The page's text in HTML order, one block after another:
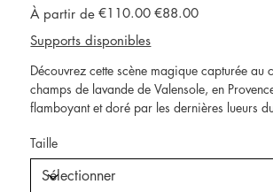
À partir de Prix
d’origine
€110.00 Prix
promotionnel
€88.00
Supports disponibles
Découvrez cette scène magique capturée au
champs de lavande de Valensole, en
flamboyant et doré par les dernières lueurs
à perte de vue, encadrées par une petite
typique de la région. Cette photographie
parfaitement la beauté des paysages
Taille